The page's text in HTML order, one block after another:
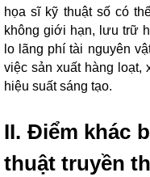
họa sĩ kỹ thuật số có
không giới hạn, lưu trữ
lo lãng phí tài nguyên
việc sản xuất hàng loạt,
hiệu suất sáng tạo.
II. Điểm khác
thuật truyền